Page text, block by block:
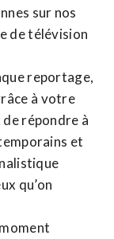
sur nos
de télévision
reportage,
à votre
répondre à
et
qu’on